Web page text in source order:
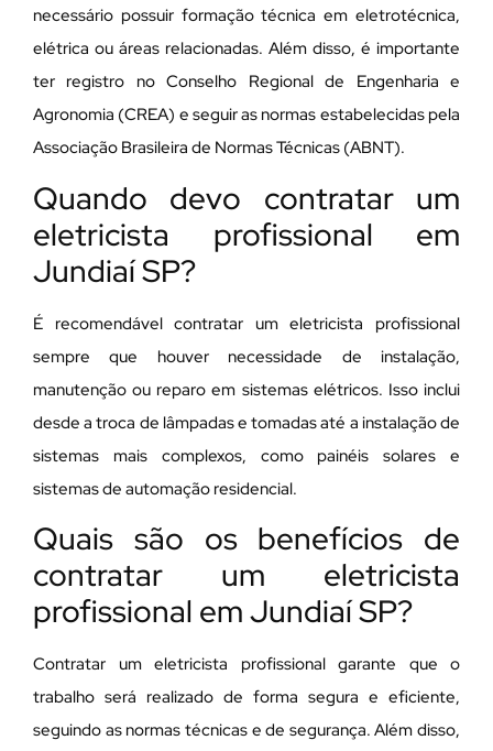
necessário possuir formação técnica em eletrotécnica,
elétrica ou áreas relacionadas. Além disso, é importante
ter registro no Conselho Regional de Engenharia e
Agronomia (CREA) e seguir as normas estabelecidas pela
Associação Brasileira de Normas Técnicas (ABNT).
Quando devo contratar um
eletricista profissional em
Jundiaí SP?
É recomendável contratar um eletricista profissional
sempre que houver necessidade de instalação,
manutenção ou reparo em sistemas elétricos. Isso inclui
desde a troca de lâmpadas e tomadas até a instalação de
sistemas mais complexos, como painéis solares e
sistemas de automação residencial.
Quais são os benefícios de
contratar um eletricista
profissional em Jundiaí SP?
Contratar um eletricista profissional garante que o
trabalho será realizado de forma segura e eficiente,
seguindo as normas técnicas e de segurança. Além disso,